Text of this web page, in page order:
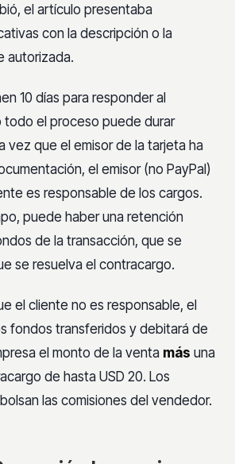
el artículo presentaba
con la descripción o la
autorizada.
10 días para responder al
todo el proceso puede durar
vez que el emisor de la tarjeta ha
el emisor (no PayPal)
es responsable de los cargos.
puede haber una retención
de la transacción, que se
se resuelva el contracargo.
el cliente no es responsable, el
fondos transferidos y debitará de
el monto de la venta más una
de hasta USD 20. Los
las comisiones del vendedor.